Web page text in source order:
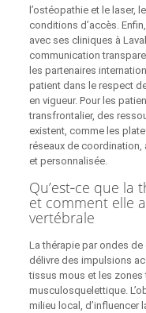
l’ostéopathie et le laser,
conditions d’accès.
avec ses cliniques à
communication
les partenaires
patient dans le respect
en vigueur. Pour les
transfrontalier, des
existent, comme les
réseaux de coordination,
et personnalisée.
Qu’est‑ce que
et comment elle
vertébrale
La thérapie par ondes
délivre des impulsions
tissus mous et les zones
musculosquelettique.
milieu local, d’influencer